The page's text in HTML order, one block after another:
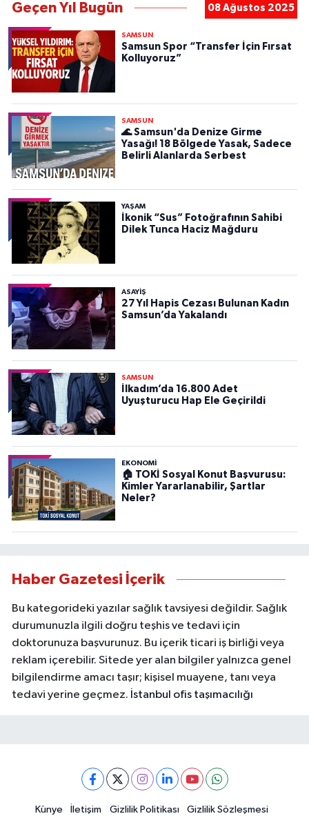
Geçen Yıl Bugün 08 Ağustos 2025
SAMSUN
Samsun Spor “Transfer İçin Fırsat
Kolluyoruz”
SAMSUN
🌊 Samsun'da Denize Girme
Yasağı! 18 Bölgede Yasak, Sadece
Belirli Alanlarda Serbest
YAŞAM
İkonik “Sus” Fotoğrafının Sahibi
Dilek Tunca Haciz Mağduru
ASAYIŞ
27 Yıl Hapis Cezası Bulunan Kadın
Samsun’da Yakalandı
SAMSUN
İlkadım’da 16.800 Adet
Uyuşturucu Hap Ele Geçirildi
EKONOMİ
🏠 TOKİ Sosyal Konut Başvurusu:
Kimler Yararlanabilir, Şartlar
Neler?
Haber Gazetesi İçerik
Bu kategorideki yazılar sağlık tavsiyesi değildir. Sağlık
durumunuzla ilgili doğru teşhis ve tedavi için
doktorunuza başvurunuz. Bu içerik ticari iş birliği veya
reklam içerebilir. Sitede yer alan bilgiler yalnızca genel
bilgilendirme amacı taşır; kişisel muayene, tanı veya
tedavi yerine geçmez. İstanbul ofis taşımacılığı
Künye İletişim Gizlilik Politikası
Gizlilik Sözleşmesi